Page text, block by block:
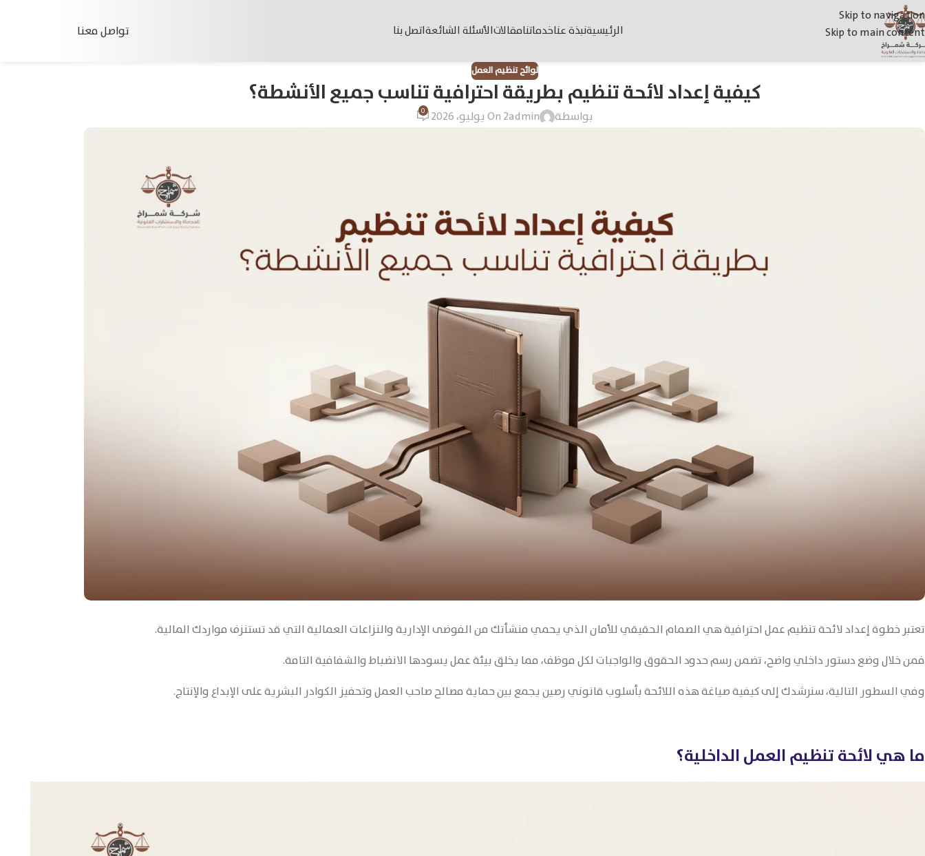
Skip to navigation
Skip to main content
الرئيسيةنبذة عناخدماتنامقالاتالأسئلة الشائعةاتصل بنا تواصل معنا
لوائح تنظيم العمل
كيفية إعداد لائحة تنظيم بطريقة احترافية تناسب جميع الأنشطة؟
بواسطة adminOn 2 يوليو، 2026 0
تعتبر خطوة إعداد لائحة تنظيم عمل احترافية هي الصمام الحقيقي للأمان الذي يحمي منشأتك من الفوضى الإدارية والنزاعات العمالية التي قد تستنزف مواردك المالية.
فمن خلال وضع دستور داخلي واضح، تضمن رسم حدود الحقوق والواجبات لكل موظف، مما يخلق بيئة عمل يسودها الانضباط والشفافية التامة.
وفي السطور التالية، سنرشدك إلى كيفية صياغة هذه اللائحة بأسلوب قانوني رصين يجمع بين حماية مصالح صاحب العمل وتحفيز الكوادر البشرية على الإبداع والإنتاج.
ما هي لائحة تنظيم العمل الداخلية؟